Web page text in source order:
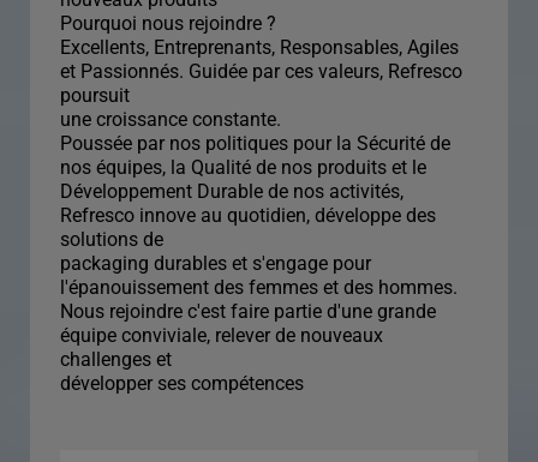
Pourquoi nous rejoindre ?
Excellents, Entreprenants, Responsables, Agiles
et Passionnés. Guidée par ces valeurs, Refresco
poursuit
une croissance constante.
Poussée par nos politiques pour la Sécurité de
nos équipes, la Qualité de nos produits et le
Développement Durable de nos activités,
Refresco innove au quotidien, développe des
solutions de
packaging durables et s'engage pour
l'épanouissement des femmes et des hommes.
Nous rejoindre c'est faire partie d'une grande
équipe conviviale, relever de nouveaux
challenges et
développer ses compétences